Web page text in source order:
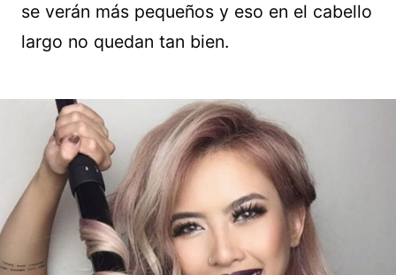
se verán más pequeños y eso en el cabello
largo no quedan tan bien.